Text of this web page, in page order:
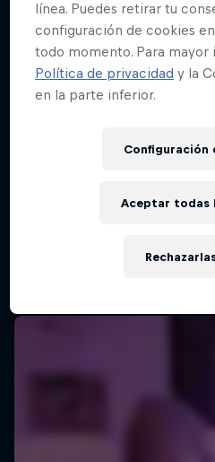
línea. Puedes retirar tu
configuración de cookies
todo momento. Para mayor
Política de privacidad y la
en la parte inferior.
Configuración
Aceptar todas